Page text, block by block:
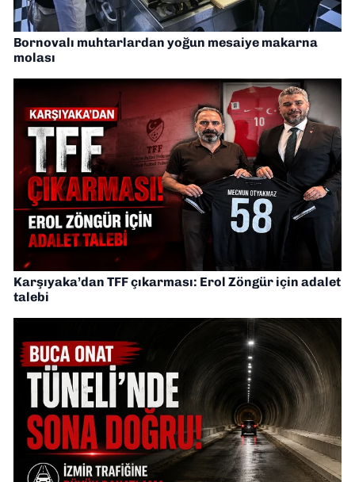
Bornovalı muhtarlardan yoğun mesaiye makarna
molası
Karşıyaka’dan TFF çıkarması: Erol Zöngür için adalet
talebi